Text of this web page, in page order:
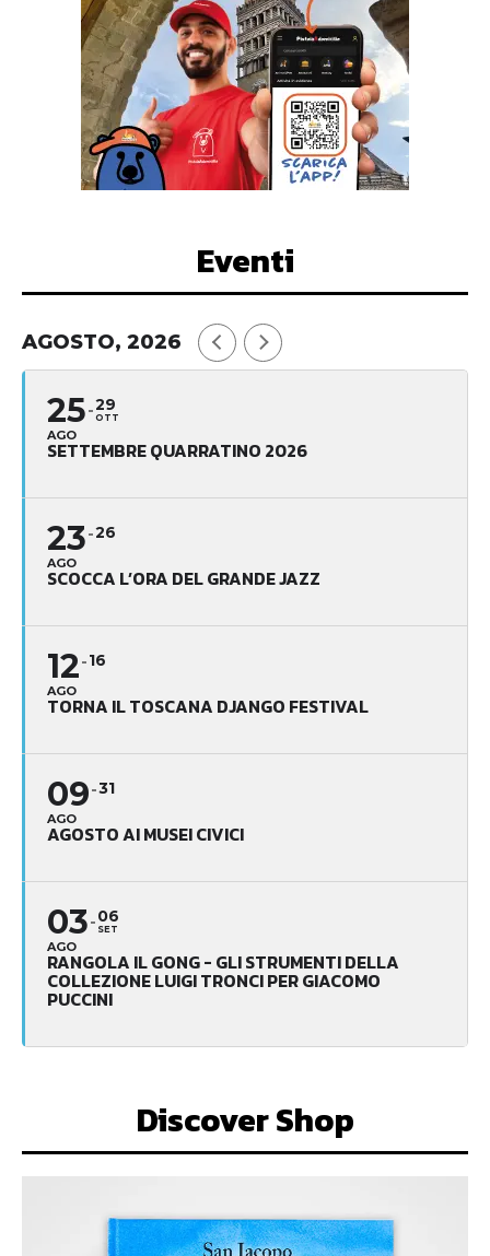
Eventi
AGOSTO, 2026
25
AGO
29
OTT
SETTEMBRE QUARRATINO 2026
23
AGO
26
SCOCCA L’ORA DEL GRANDE JAZZ
12
AGO
16
TORNA IL TOSCANA DJANGO FESTIVAL
09
AGO
31
AGOSTO AI MUSEI CIVICI
03
AGO
06
SET
RANGOLA IL GONG - GLI STRUMENTI DELLA
COLLEZIONE LUIGI TRONCI PER GIACOMO
PUCCINI
Discover Shop